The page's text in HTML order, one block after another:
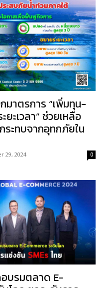
มาตรการ “เพิ่มทุน-
ะเวลา” ช่วยเหลือ
ะทบจากอุทกภัยใน
29, 2024 0
อบรมตลาด E-